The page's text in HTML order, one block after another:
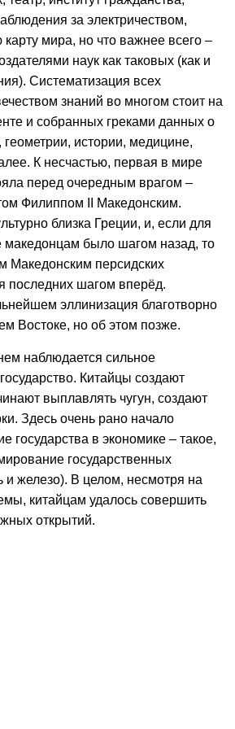
за электричеством,
мира, но что важнее всего –
наук как таковых (как и
Систематизация всех
знаний во многом стоит на
и собранных греками данных о
геометрии, истории, медицине,
К несчастью, первая в мире
перед очередным врагом –
Филиппом II Македонским.
близка Греции, и, если для
македонцам было шагом назад, то
Македонским персидских
последних шагом вперёд.
эллинизация благотворно
Востоке, но об этом позже.
наблюдается сильное
Китайцы создают
выплавлять чугун, создают
Здесь очень рано начало
государства в экономике – такое,
государственных
и железо). В целом, несмотря на
китайцам удалось совершить
открытий.